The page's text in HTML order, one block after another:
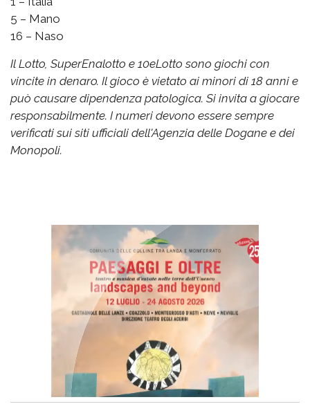
5 – Mano
16 – Naso
Il Lotto, SuperEnalotto e 10eLotto sono giochi con
vincite in denaro. Il gioco è vietato ai minori di 18 anni e
può causare dipendenza patologica. Si invita a giocare
responsabilmente. I numeri devono essere sempre
verificati sui siti ufficiali dell'Agenzia delle Dogane e dei
Monopoli.